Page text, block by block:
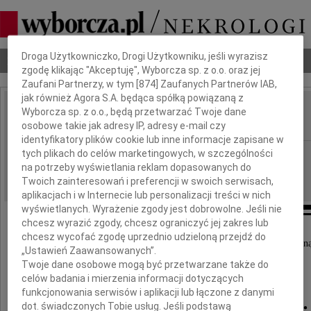
Nekrologi Odeszli Poradnik pogrzebowy
IMIĘ I NAZWISKO: Zygmunt Syrokomski
REGION: cała Polska
DATA EMISJI: 18.05.2010
10 maja 2010 roku w wieku 102 lat odszedł na
harcmistrz
Dbamy o Twoją prywatność
Droga Użytkowniczko, Drogi Użytkowniku, jeśli wyrazisz
zgodę klikając "Akceptuję", Wyborcza sp. z o.o. oraz jej
Zaufani Partnerzy, w tym [874 ] Zaufanych Partnerów IAB,
jak również Agora S.A. będąca spółką powiązaną z
Wyborcza sp. z o.o., będą przetwarzać Twoje dane
osobowe takie jak adresy IP, adresy e-mail czy
identyfikatory plików cookie lub inne informacje zapisane w
tych plikach do celów marketingowych, w szczególności
na potrzeby wyświetlania reklam dopasowanych do
Twoich zainteresowań i preferencji w swoich serwisach,
aplikacjach i w Internecie lub personalizacji treści w nich
wyświetlanych. Wyrażenie zgody jest dobrowolne. Jeśli nie
chcesz wyrazić zgody, chcesz ograniczyć jej zakres lub
chcesz wycofać zgodę uprzednio udzieloną przejdź do
„Ustawień Zaawansowanych”.
Twoje dane osobowe mogą być przetwarzane także do
celów badania i mierzenia informacji dotyczących
funkcjonowania serwisów i aplikacji lub łączone z danymi
dot. świadczonych Tobie usług. Jeśli podstawą